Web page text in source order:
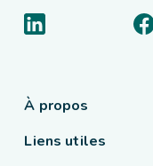
À propos
Liens utiles